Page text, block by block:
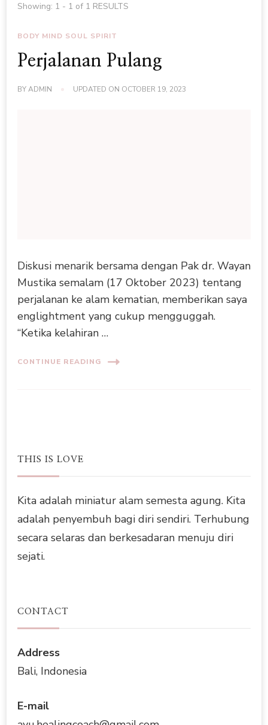
Showing: 1 - 1 of 1 RESULTS
BODY MIND SOUL SPIRIT
Perjalanan Pulang
BYADMIN UPDATED ON OCTOBER 19, 2023
Diskusi menarik bersama dengan Pak dr. Wayan
Mustika semalam (17 Oktober 2023) tentang
perjalanan ke alam kematian, memberikan saya
englightment yang cukup mengguggah.
“Ketika kelahiran …
CONTINUE READING
THIS IS LOVE
Kita adalah miniatur alam semesta agung. Kita
adalah penyembuh bagi diri sendiri. Terhubung
secara selaras dan berkesadaran menuju diri
sejati.
CONTACT
Address
Bali, Indonesia
E-mail